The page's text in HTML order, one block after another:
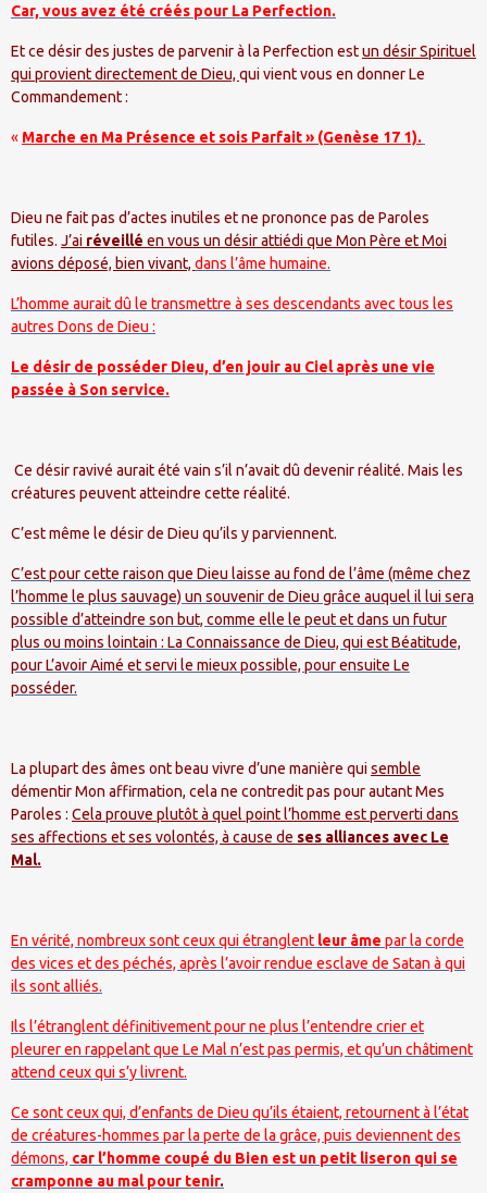
Car, vous avez été créés pour La Perfection.
Et ce désir des justes de parvenir à la Perfection estun désir Spirituel
qui provient directement de Dieu, qui vient vous en donner Le
Commandement :
« Marche en Ma Présence et sois Parfait » (Genèse 17 1).
Dieu ne fait pas d’actes inutiles et ne prononce pas de Paroles
futiles. J’ai réveillé en vous un désir attiédi que Mon Père et Moi
avions déposé, bien vivant, dans l’âme humaine.
L’homme aurait dû le transmettre à ses descendants avec tous les
autres Dons de Dieu :
Le désir de posséder Dieu, d’en jouir au Ciel après une vie
passée à Son service.
Ce désir ravivé aurait été vain s’il n’avait dû devenir réalité. Mais les
créatures peuvent atteindre cette réalité.
C’est même le désir de Dieu qu’ils y parviennent.
C’est pour cette raison que Dieu laisse au fond de l’âme (même chez
l’homme le plus sauvage) un souvenir de Dieu grâce auquel il lui sera
possible d’atteindre son but, comme elle le peut et dans un futur
plus ou moins lointain : La Connaissance de Dieu, qui est Béatitude,
pour L’avoir Aimé et servi le mieux possible, pour ensuite Le
posséder.
La plupart des âmes ont beau vivre d’une manière quisemble
démentir Mon affirmation, cela ne contredit pas pour autant Mes
Paroles : Cela prouve plutôt à quel point l’homme est perverti dans
ses affections et ses volontés, à cause de ses alliances avec Le
Mal.
En vérité, nombreux sont ceux qui étranglent leur âme par la corde
des vices et des péchés, après l’avoir rendue esclave de Satan à qui
ils sont alliés.
Ils l’étranglent définitivement pour ne plus l’entendre crier et
pleurer en rappelant que Le Mal n’est pas permis, et qu’un châtiment
attend ceux qui s’y livrent.
Ce sont ceux qui, d’enfants de Dieu qu’ils étaient, retournent à l’état
de créatures-hommes par la perte de la grâce, puis deviennent des
démons, car l’homme coupé du Bien est un petit liseron qui se
cramponne au mal pour tenir.